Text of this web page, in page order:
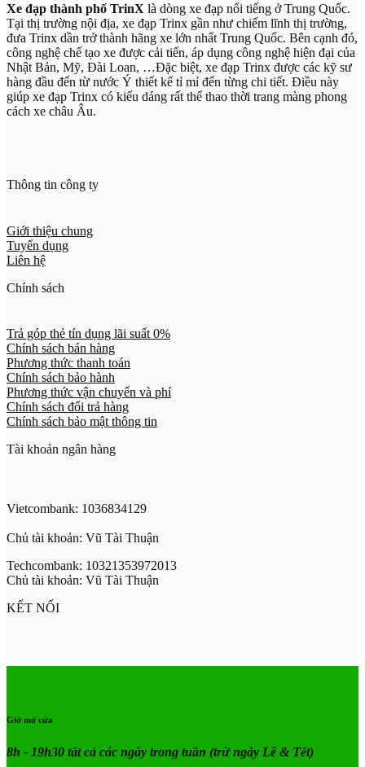
Xe đạp thành phố TrinX là dòng xe đạp nổi tiếng ở Trung Quốc.
Tại thị trường nội địa, xe đạp Trinx gần như chiếm lĩnh thị trường,
đưa Trinx dần trở thành hãng xe lớn nhất Trung Quốc. Bên cạnh đó,
công nghệ chế tạo xe được cải tiến, áp dụng công nghệ hiện đại của
Nhật Bản, Mỹ, Đài Loan, …Đặc biệt, xe đạp Trinx được các kỹ sư
hàng đầu đến từ nước Ý thiết kế tỉ mỉ đến từng chi tiết. Điều này
giúp xe đạp Trinx có kiểu dáng rất thể thao thời trang màng phong
cách xe châu Âu.
Thông tin công ty
Giới thiệu chung
Tuyển dụng
Liên hệ
Chính sách
Trả góp thẻ tín dụng lãi suất 0%
Chính sách bán hàng
Phương thức thanh toán
Chính sách bảo hành
Phương thức vận chuyển và phí
Chính sách đổi trả hàng
Chính sách bảo mật thông tin
Tài khoản ngân hàng
Vietcombank: 1036834129
Chủ tài khoản: Vũ Tài Thuận
Techcombank: 10321353972013
Chủ tài khoản: Vũ Tài Thuận
KẾT NỐI
Giờ mở cửa
8h - 19h30 tất cả các ngày trong tuần (trừ ngày Lễ & Tết)